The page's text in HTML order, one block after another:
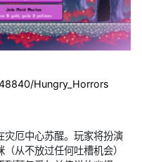
Hungry_Horrors
灾厄中心苏醒。玩家将扮演
从不放过任何吐槽机会）